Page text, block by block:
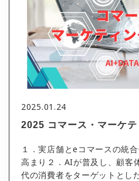
2025.01.24
2025 コマース・マーケ
１．実店舗とeコマースの統
高まり２．AIが普及し、顧客
代の消費者をターゲットとし